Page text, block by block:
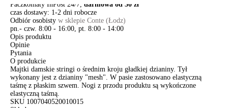
Paczkomaty InPost 24/7, darmowa od 50 zł
czas dostawy: 1-2 dni robocze
Odbiór osobisty w sklepie Conte (Łodz)
pn.- czw. 8:00 - 16:00, pt. 8:00 - 14:00
Opis produktu
Opinie
Pytania
O produkcie
Majtki damskie stringi o średnim kroju gładkiej dzianiny. Tył
wykonany jest z dzianiny "mesh". W pasie zastosowano elastyczną
taśmę z płaskim szwem. Nogi z przodu produktu są wykończone
elastyczną taśmą.
SKU 1007040520010015